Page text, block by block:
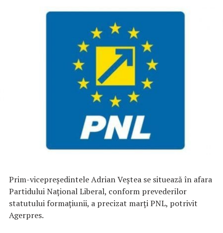
Prim-vicepreşedintele Adrian Veştea se situează în afara
Partidului Naţional Liberal, conform prevederilor
statutului formaţiunii, a precizat marţi PNL, potrivit
Agerpres.